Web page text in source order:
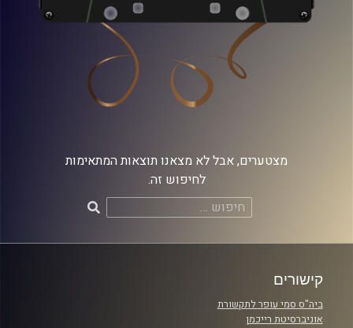
מצטערים, אבל לא מצאנו תוצאות המתאימות
לחיפוש זה.
חיפוש:
קישורים
ביה"ס סמי עופר לתקשורת
אוניברסיטת רייכמן